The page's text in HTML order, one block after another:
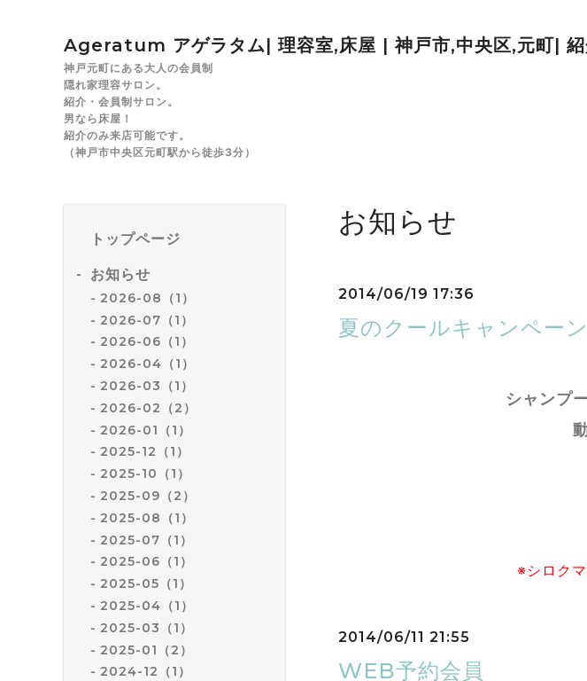
Ageratum アゲラタム| 理容室,床屋 | 神戸市,中央区,元町| 紹
神戸元町にある大人の会員制
隠れ家理容サロン。
紹介・会員制サロン。
男なら床屋！
紹介のみ来店可能です。
（神戸市中央区元町駅から徒歩3分）
トップページ
お知らせ
2026-08（1）
2026-07（1）
2026-06（1）
2026-04（1）
2026-03（1）
2026-02（2）
2026-01（1）
2025-12（1）
2025-10（1）
2025-09（2）
2025-08（1）
2025-07（1）
2025-06（1）
2025-05（1）
2025-04（1）
2025-03（1）
2025-01（2）
2024-12（1）
お知らせ
2014/06/19 17:36
夏のクールキャンペーン
シャンプ
※シロク
2014/06/11 21:55
WEB予約会員